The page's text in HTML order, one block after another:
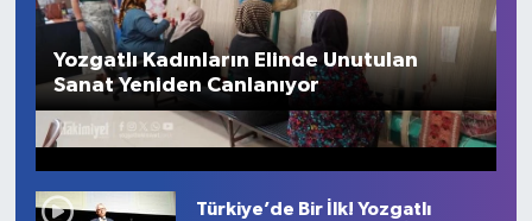
Yozgatlı Kadınların Elinde Unutulan
Sanat Yeniden Canlanıyor
Türkiye’de Bir İlk! Yozgatlı